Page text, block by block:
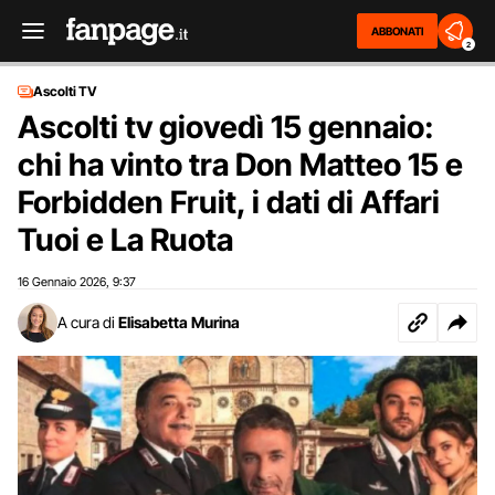
ABBONATI
2
Ascolti TV
Ascolti tv giovedì 15 gennaio:
chi ha vinto tra Don Matteo 15 e
Forbidden Fruit, i dati di Affari
Tuoi e La Ruota
16 Gennaio 2026 9:37
A cura di Elisabetta Murina